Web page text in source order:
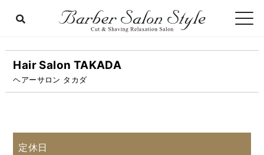
Hair Salon TAKADA
ヘアーサロン タカダ
定休日